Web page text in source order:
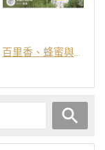
百里香、蜂蜜與番紅花酒